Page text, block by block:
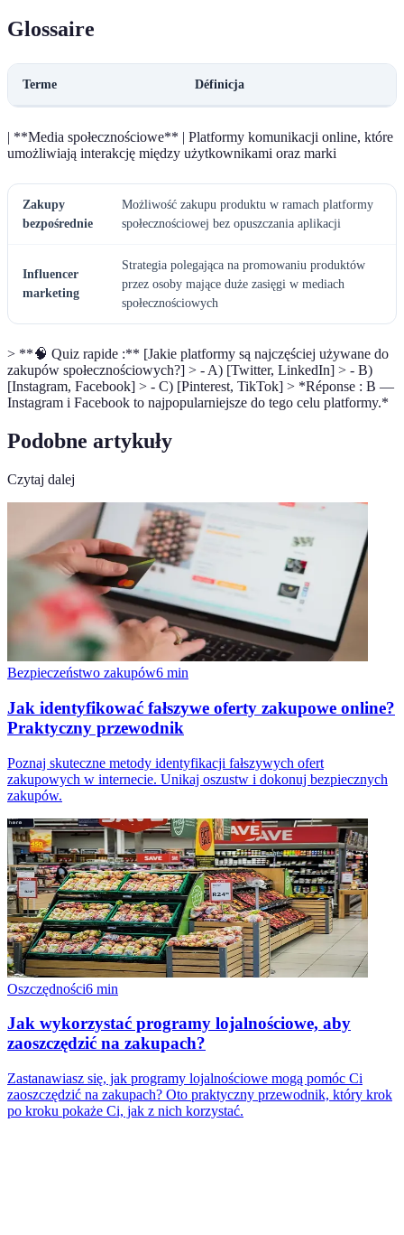
Glossaire
Terme Définicja
| **Media społecznościowe** | Platformy komunikacji online, które
umożliwiają interakcję między użytkownikami oraz marki
Zakupy
bezpośrednie
Możliwość zakupu produktu w ramach platformy
społecznościowej bez opuszczania aplikacji
Influencer
marketing
Strategia polegająca na promowaniu produktów
przez osoby mające duże zasięgi w mediach
społecznościowych
> **🧠 Quiz rapide :** [Jakie platformy są najczęściej używane do
zakupów społecznościowych?] > - A) [Twitter, LinkedIn] > - B)
[Instagram, Facebook] > - C) [Pinterest, TikTok] > *Réponse : B —
Instagram i Facebook to najpopularniejsze do tego celu platformy.*
Podobne artykuły
Czytaj dalej
Bezpieczeństwo zakupów6 min
Jak identyfikować fałszywe oferty zakupowe online?
Praktyczny przewodnik
Poznaj skuteczne metody identyfikacji fałszywych ofert
zakupowych w internecie. Unikaj oszustw i dokonuj bezpiecznych
zakupów.
Oszczędności6 min
Jak wykorzystać programy lojalnościowe, aby
zaoszczędzić na zakupach?
Zastanawiasz się, jak programy lojalnościowe mogą pomóc Ci
zaoszczędzić na zakupach? Oto praktyczny przewodnik, który krok
po kroku pokaże Ci, jak z nich korzystać.